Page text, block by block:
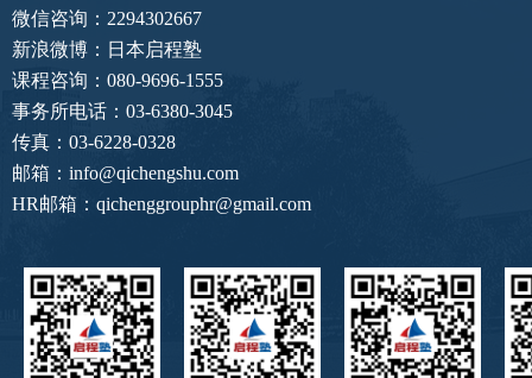
微信咨询：2294302667
新浪微博：日本启程塾
课程咨询：080-9696-1555
事务所电话：03-6380-3045
传真：03-6228-0328
邮箱：info@qichengshu.com
HR邮箱：qichenggrouphr@gmail.com